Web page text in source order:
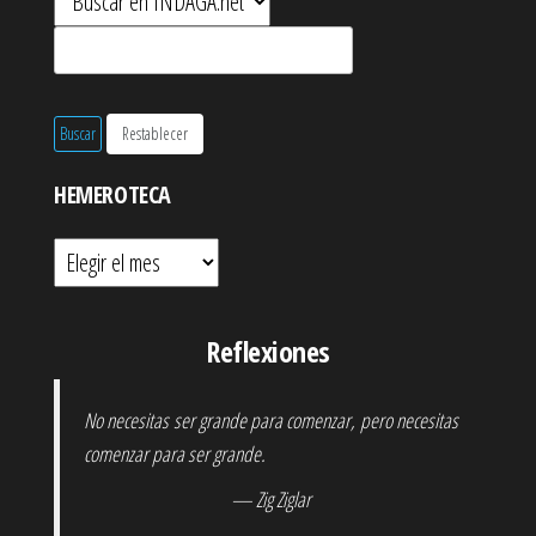
HEMEROTECA
Hemeroteca
Reflexiones
No necesitas ser grande para comenzar, pero necesitas
comenzar para ser grande.
— Zig Ziglar